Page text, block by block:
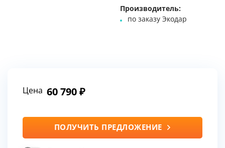
Производитель:
по заказу Экодар
Цена 60 790
ПОЛУЧИТЬ ПРЕДЛОЖЕНИЕ